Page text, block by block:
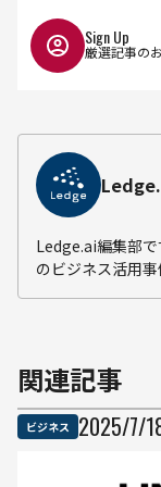
Sign Up
厳選記事の
Ledge.ai編集部
のビジネス活用
関連記事
ビジネス 2025/7/